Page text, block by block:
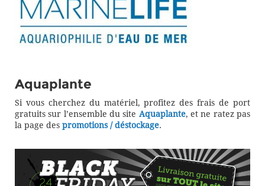
Aquaplante
Si vous cherchez du matériel, profitez des frais de port
gratuits sur l’ensemble du site Aquaplante, et ne ratez pas
la page des promotions / déstockage.